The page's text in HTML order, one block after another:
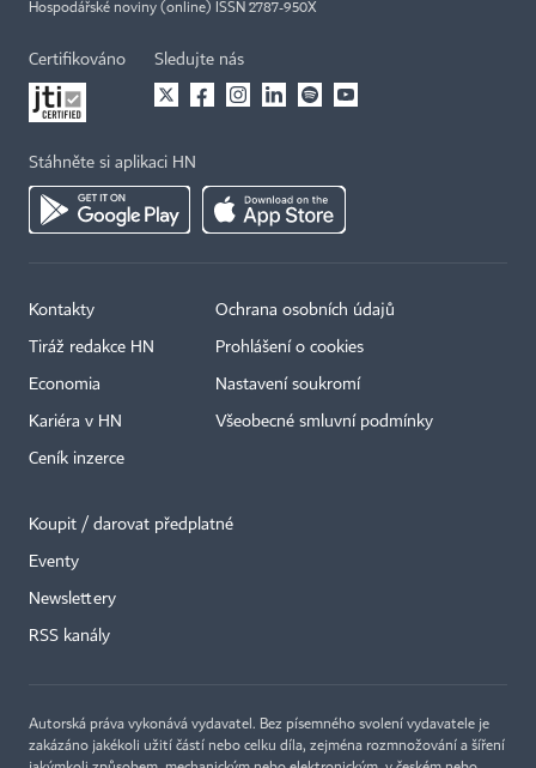
Hospodářské noviny (online) ISSN 2787-950X
Certifikováno Sledujte nás
Stáhněte si aplikaci HN
Kontakty
Tiráž redakce HN
Economia
Kariéra v HN
Ceník inzerce
Ochrana osobních údajů
Prohlášení o cookies
Nastavení soukromí
Všeobecné smluvní podmínky
Koupit / darovat předplatné
Eventy
Newslettery
RSS kanály
Autorská práva vykonává vydavatel. Bez písemného svolení vydavatele je
zakázáno jakékoli užití částí nebo celku díla, zejména rozmnožování a šíření